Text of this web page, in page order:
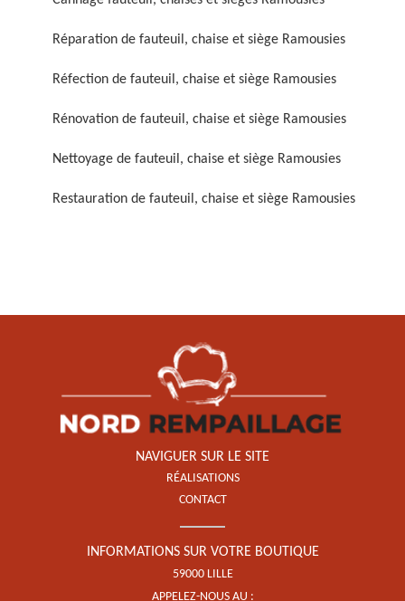
Rénovation de fauteuil,
Nettoyage de fauteuil,
Restauration de fauteuil,
chaise et siège 59
Réparation de fauteuil, chaise et siège Ramousies
Réfection de fauteuil, chaise et siège Ramousies
Rénovation de fauteuil, chaise et siège Ramousies
Nettoyage de fauteuil, chaise et siège Ramousies
Restauration de fauteuil, chaise et siège Ramousies
NAVIGUER SUR LE SITE
RÉALISATIONS
CONTACT
INFORMATIONS SUR VOTRE BOUTIQUE
59000 LILLE
APPELEZ-NOUS AU :